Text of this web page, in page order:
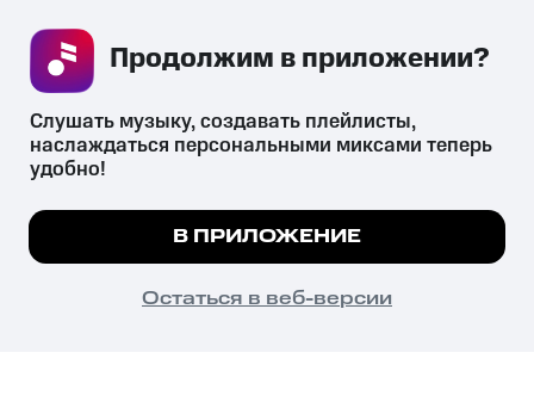
СКАЧАТЬ ПРИЛОЖЕНИЕ
психотропных веществ, их аналогов причиняет вред здоровью,
их незаконный оборот запрещён и влечёт установленную
законодательством ответственность.
© 2026 ООО «КИОН».
Все права защищены
Мы используем куки, чтобы на сайте все
Подробнее
ПОНЯТНО
Слушать музыку, создавать плейлисты,
наслаждаться персональными миксами теперь
удобно!
В ПРИЛОЖЕНИЕ
Остаться в веб-версии